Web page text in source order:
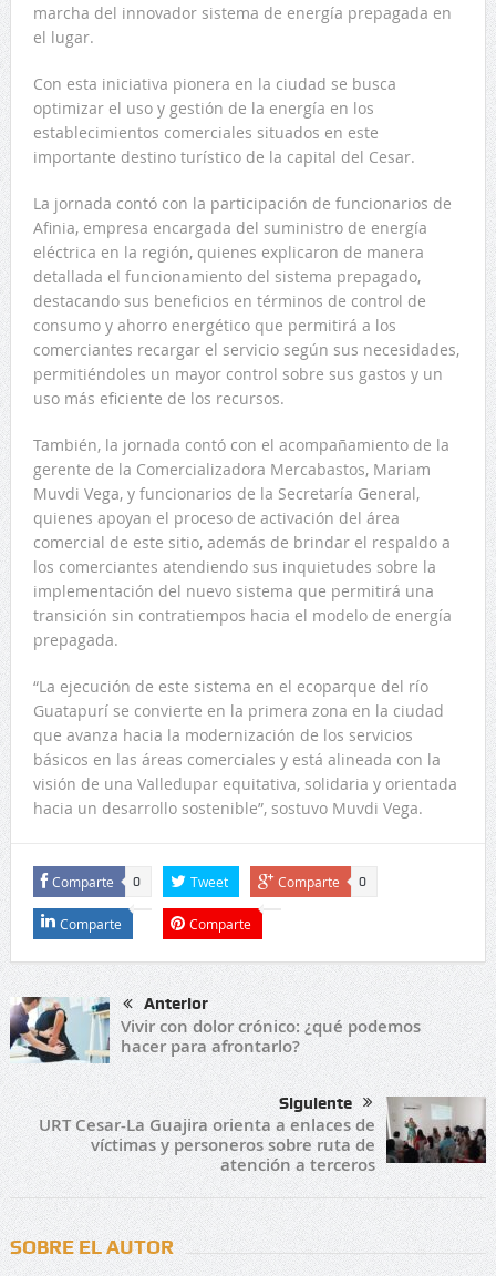
marcha del innovador sistema de energía prepagada en
el lugar.
Con esta iniciativa pionera en la ciudad se busca
optimizar el uso y gestión de la energía en los
establecimientos comerciales situados en este
importante destino turístico de la capital del Cesar.
La jornada contó con la participación de funcionarios de
Afinia, empresa encargada del suministro de energía
eléctrica en la región, quienes explicaron de manera
detallada el funcionamiento del sistema prepagado,
destacando sus beneficios en términos de control de
consumo y ahorro energético que permitirá a los
comerciantes recargar el servicio según sus necesidades,
permitiéndoles un mayor control sobre sus gastos y un
uso más eficiente de los recursos.
También, la jornada contó con el acompañamiento de la
gerente de la Comercializadora Mercabastos, Mariam
Muvdi Vega, y funcionarios de la Secretaría General,
quienes apoyan el proceso de activación del área
comercial de este sitio, además de brindar el respaldo a
los comerciantes atendiendo sus inquietudes sobre la
implementación del nuevo sistema que permitirá una
transición sin contratiempos hacia el modelo de energía
prepagada.
“La ejecución de este sistema en el ecoparque del río
Guatapurí se convierte en la primera zona en la ciudad
que avanza hacia la modernización de los servicios
básicos en las áreas comerciales y está alineada con la
visión de una Valledupar equitativa, solidaria y orientada
hacia un desarrollo sostenible”, sostuvo Muvdi Vega.
Comparte 0 Tweet Comparte 0
Comparte Comparte
Anterior
Vivir con dolor crónico: ¿qué podemos
hacer para afrontarlo?
Siguiente
URT Cesar-La Guajira orienta a enlaces de
víctimas y personeros sobre ruta de
atención a terceros
SOBRE EL AUTOR